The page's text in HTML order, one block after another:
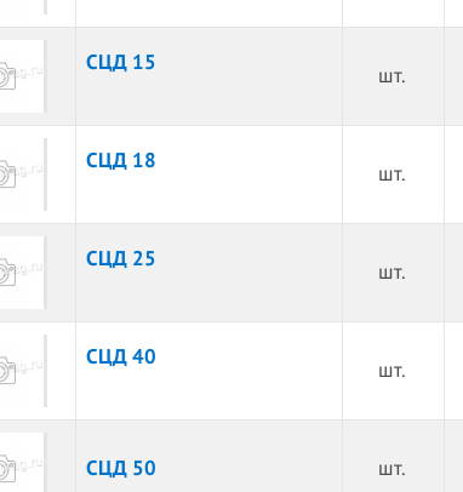
СЦД 15
шт.
СЦД 18
шт.
СЦД 25
шт.
СЦД 40
шт.
СЦД 50 шт.